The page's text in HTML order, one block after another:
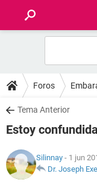
FOROS
SALUD
FAMILIA
NUTRICIÓN
Foros
Tema Anterior
Estoy
Silinnay - 1 jun
Dr. Joseph